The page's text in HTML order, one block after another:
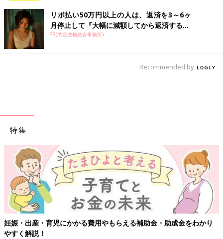
リボ払い50万円以上の人は、返済を3～6ヶ
月停止して『大幅に減額してから返済する...
PR(渋谷法務総合事務所)
Recommended by
特集
妊娠・出産・育児にかかる費用やもらえる補助金・助成金をわかり
やすく解説！